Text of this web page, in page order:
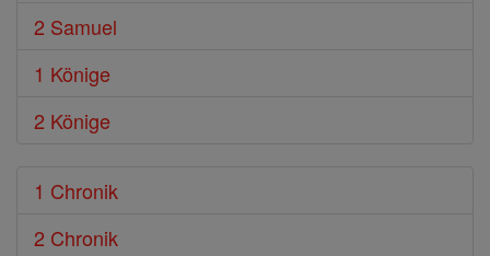
2 Samuel
1 Könige
2 Könige
1 Chronik
2 Chronik